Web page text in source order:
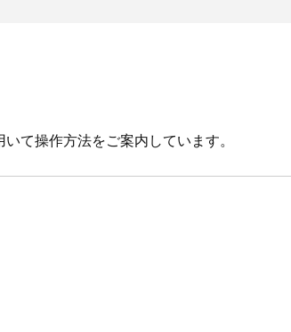
て操作方法をご案内しています。